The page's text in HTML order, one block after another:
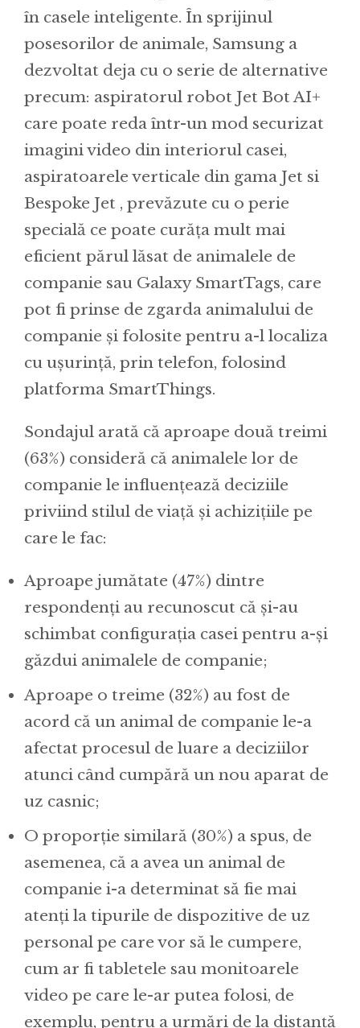
în casele inteligente. În sprijinul
posesorilor de animale, Samsung a
dezvoltat deja cu o serie de alternative
precum: aspiratorul robot Jet Bot AI+
care poate reda într-un mod securizat
imagini video din interiorul casei,
aspiratoarele verticale din gama Jet si
Bespoke Jet , prevăzute cu o perie
specială ce poate curăța mult mai
eficient părul lăsat de animalele de
companie sau Galaxy SmartTags, care
pot fi prinse de zgarda animalului de
companie și folosite pentru a-l localiza
cu ușurință, prin telefon, folosind
platforma SmartThings.
Sondajul arată că aproape două treimi
(63%) consideră că animalele lor de
companie le influențează deciziile
priviind stilul de viață și achizițiile pe
care le fac:
Aproape jumătate (47%) dintre
respondenți au recunoscut că și-au
schimbat configurația casei pentru a-și
găzdui animalele de companie;
Aproape o treime (32%) au fost de
acord că un animal de companie le-a
afectat procesul de luare a deciziilor
atunci când cumpără un nou aparat de
uz casnic;
O proporție similară (30%) a spus, de
asemenea, că a avea un animal de
companie i-a determinat să fie mai
atenți la tipurile de dispozitive de uz
personal pe care vor să le cumpere,
cum ar fi tabletele sau monitoarele
video pe care le-ar putea folosi, de
exemplu, pentru a urmări de la distanță